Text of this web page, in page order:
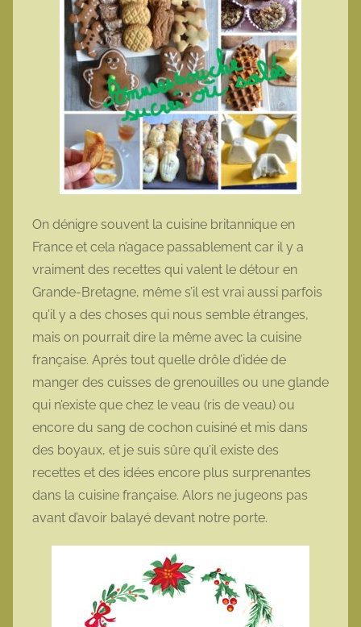
On dénigre souvent la cuisine britannique en
France et cela n’agace passablement car il y a
vraiment des recettes qui valent le détour en
Grande-Bretagne, même s’il est vrai aussi parfois
qu’il y a des choses qui nous semble étranges,
mais on pourrait dire la même avec la cuisine
française. Après tout quelle drôle d’idée de
manger des cuisses de grenouilles ou une glande
qui n’existe que chez le veau (ris de veau) ou
encore du sang de cochon cuisiné et mis dans
des boyaux, et je suis sûre qu’il existe des
recettes et des idées encore plus surprenantes
dans la cuisine française. Alors ne jugeons pas
avant d’avoir balayé devant notre porte.